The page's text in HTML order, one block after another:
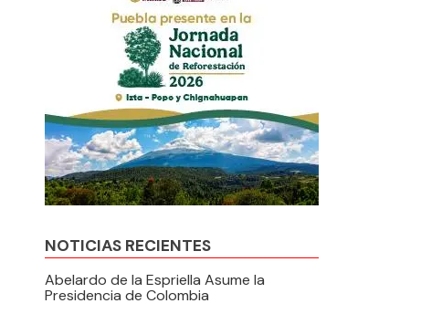
NOTICIAS RECIENTES
Abelardo de la Espriella Asume la
Presidencia de Colombia